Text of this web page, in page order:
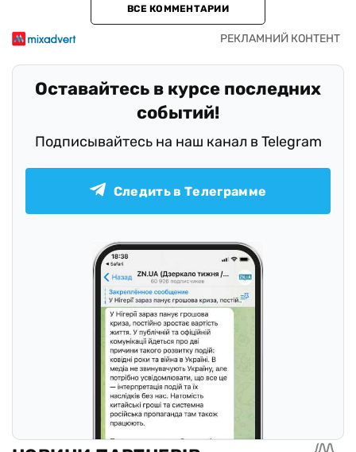
ВСЕ КОММЕНТАРИИ
Оставайтесь в курсе последних
событий!
Подписывайтесь на наш канал в Telegram
Следить в Телеграмме